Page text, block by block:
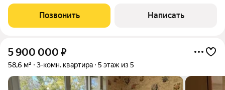
самом востребованном, развитом и престижном месте Ново-
Савиновского района. О квартире:
Позвонить Написать
5 900 000 ₽
58,6 м² 3-комн. квартира 5 этаж из 5